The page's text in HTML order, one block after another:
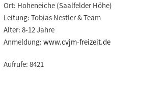
Ort: Hoheneiche (Saalfelder Höhe)
Leitung: Tobias Nestler & Team
Alter: 8-12 Jahre
Anmeldung: www.cvjm-freizeit.de
Aufrufe: 8421